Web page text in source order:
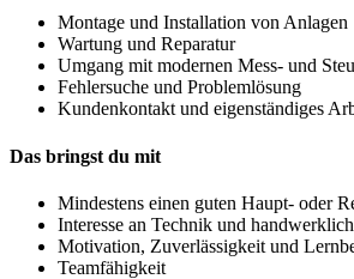
Montage und Installation von Anlagen
Wartung und Reparatur
Umgang mit modernen Mess- und
Fehlersuche und Problemlösung
Kundenkontakt und eigenständiges
Das bringst du mit
Mindestens einen guten Haupt- oder
Interesse an Technik und
Motivation, Zuverlässigkeit und
Teamfähigkeit